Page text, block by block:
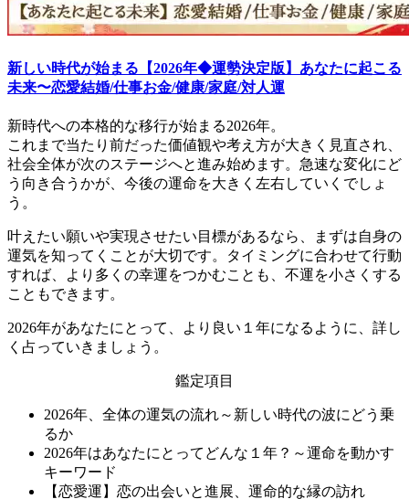
新しい時代が始まる【2026年◆運勢決定版】あなたに起こる
未来〜恋愛結婚/仕事お金/健康/家庭/対人運
新時代への本格的な移行が始まる2026年。
これまで当たり前だった価値観や考え方が大きく見直され、
社会全体が次のステージへと進み始めます。急速な変化にど
う向き合うかが、今後の運命を大きく左右していくでしょ
う。
叶えたい願いや実現させたい目標があるなら、まずは自身の
運気を知ってくことが大切です。タイミングに合わせて行動
すれば、より多くの幸運をつかむことも、不運を小さくする
こともできます。
2026年があなたにとって、より良い１年になるように、詳し
く占っていきましょう。
鑑定項目
2026年、全体の運気の流れ～新しい時代の波にどう乗
るか
2026年はあなたにとってどんな１年？～運命を動かす
キーワード
【恋愛運】恋の出会いと進展、運命的な縁の訪れ